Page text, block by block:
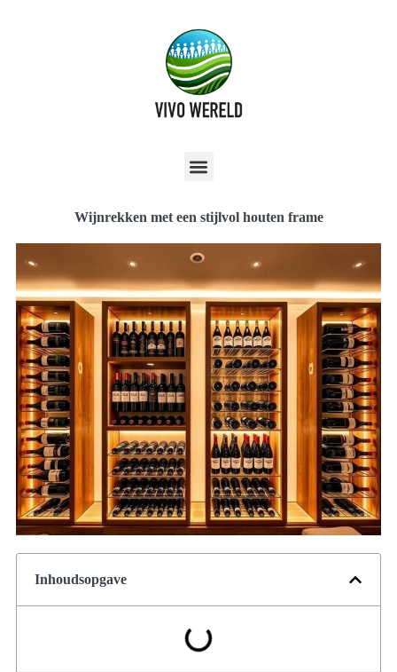
Wijnrekken met een stijlvol houten frame
Inhoudsopgave